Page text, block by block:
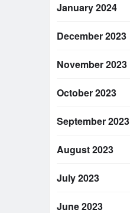
January 2024
December 2023
November 2023
October 2023
September 2023
August 2023
July 2023
June 2023